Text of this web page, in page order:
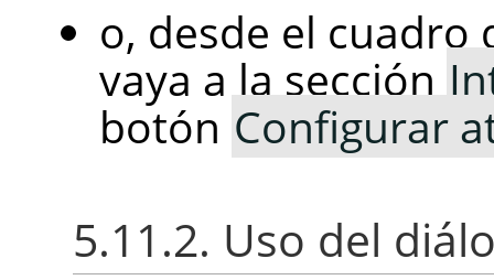
o, desde el cuadro
vaya a la sección
botón Configurar
5.11.2. Uso del